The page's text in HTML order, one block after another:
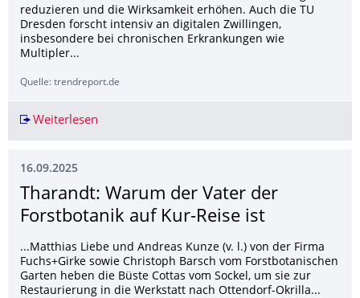
reduzieren und die Wirksamkeit erhöhen. Auch die TU
Dresden forscht intensiv an digitalen Zwillingen,
insbesondere bei chronischen Erkrankungen wie
Multipler...
Quelle: trendreport.de
Weiterlesen
16.09.2025
Tharandt: Warum der Vater der
Forstbotanik auf Kur-Reise ist
...Matthias Liebe und Andreas Kunze (v. l.) von der Firma
Fuchs+Girke sowie Christoph Barsch vom Forstbotanischen
Garten heben die Büste Cottas vom Sockel, um sie zur
Restaurierung in die Werkstatt nach Ottendorf-Okrilla...